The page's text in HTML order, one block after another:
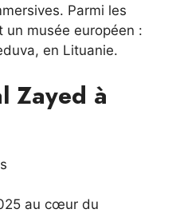
Parmi les
un musée européen :
en Lituanie.
Zayed à
au cœur du